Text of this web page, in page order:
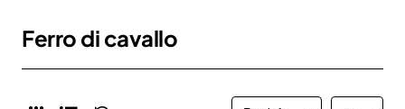
Ferro di cavallo